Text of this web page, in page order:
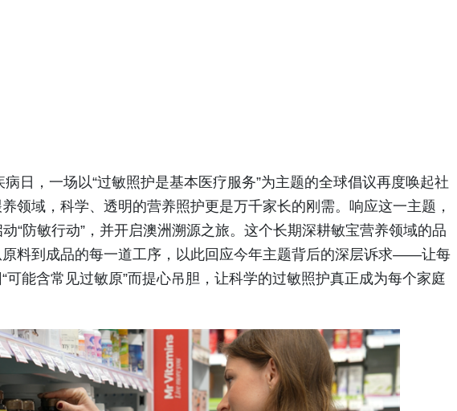
日，一场以“过敏照护是基本医疗服务”为主题的全球倡议再度唤起社
领域，科学、透明的营养照护更是万千家长的刚需。响应这一主题，
“防敏行动”，并开启澳洲溯源之旅。这个长期深耕敏宝营养领域的品
料到成品的每一道工序，以此回应今年主题背后的深层诉求——让每
可能含常见过敏原”而提心吊胆，让科学的过敏照护真正成为每个家庭